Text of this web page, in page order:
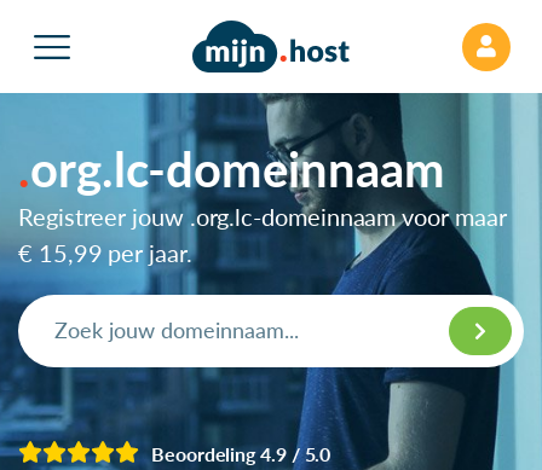
org.lc-domeinnaam
Registreer jouw .org.lc-domeinnaam voor maar
€ 15,99 per jaar.
Beoordeling 4.9 / 5.0